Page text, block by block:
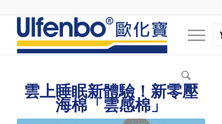
雲上睡眠新體驗！新零壓
海棉「雲感棉」